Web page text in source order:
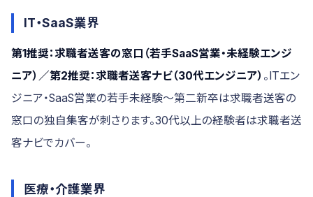
IT・SaaS業界
第1推奨：求職者送客の窓口（若手SaaS営業・未経験エンジ
ニア）／第2推奨：求職者送客ナビ（30代エンジニア） 。ITエン
ジニア・SaaS営業の若手未経験〜第二新卒は求職者送客の
窓口の独自集客が刺さります。30代以上の経験者は求職者送
客ナビでカバー。
医療・介護業界